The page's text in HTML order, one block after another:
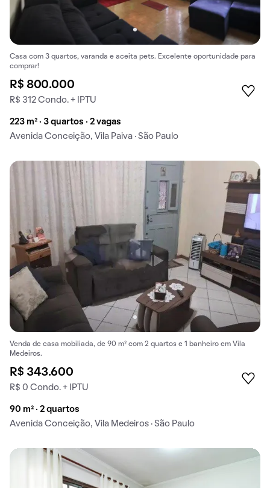
Casa com 3 quartos, varanda e aceita pets. Excelente oportunidade para
comprar!
R$ 800.000
R$ 312 Condo. + IPTU
223 m² · 3 quartos · 2 vagas
Avenida Conceição, Vila Paiva · São Paulo
Venda de casa mobiliada, de 90 m² com 2 quartos e 1 banheiro em Vila
Medeiros.
R$ 343.600
R$ 0 Condo. + IPTU
90 m² · 2 quartos
Avenida Conceição, Vila Medeiros · São Paulo